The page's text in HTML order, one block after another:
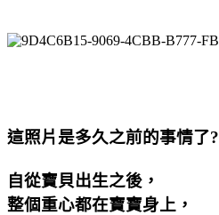
這照片是多久之前的事情了?
自從寶貝出生之後，
整個重心都在寶寶身上，